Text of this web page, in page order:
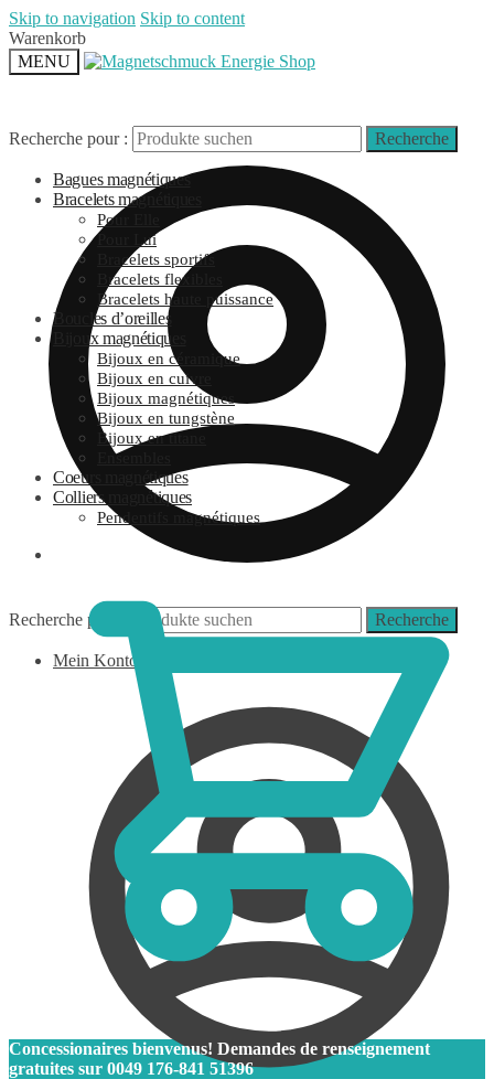
Skip to navigation Skip to content
Warenkorb
MENU
Recherche pour : Recherche
Mein Konto
Recherche pour : Recherche
Bagues magnétiques
Bracelets magnétiques
Pour Elle
Pour Lui
Bracelets sportifs
Bracelets flexibles
Bracelets haute puissance
Boucles d’oreilles
Bijoux magnétiques
Bijoux en céramique
Bijoux en cuivre
Bijoux magnétiques
Bijoux en tungstène
Bijoux en titane
Ensembles
Coeurs magnétiques
Colliers magnétiques
Pendentifs magnétiques
Concessionaires bienvenus! Demandes de renseignement
gratuites sur 0049 176-841 51396